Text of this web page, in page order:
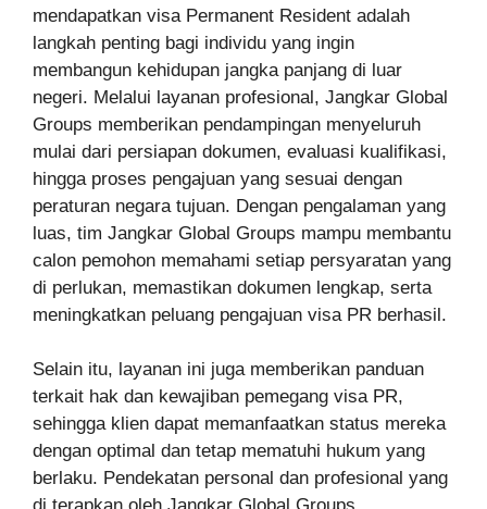
mendapatkan visa Permanent Resident adalah
langkah penting bagi individu yang ingin
membangun kehidupan jangka panjang di luar
negeri. Melalui layanan profesional, Jangkar Global
Groups memberikan pendampingan menyeluruh
mulai dari persiapan dokumen, evaluasi kualifikasi,
hingga proses pengajuan yang sesuai dengan
peraturan negara tujuan. Dengan pengalaman yang
luas, tim Jangkar Global Groups mampu membantu
calon pemohon memahami setiap persyaratan yang
di perlukan, memastikan dokumen lengkap, serta
meningkatkan peluang pengajuan visa PR berhasil.
Selain itu, layanan ini juga memberikan panduan
terkait hak dan kewajiban pemegang visa PR,
sehingga klien dapat memanfaatkan status mereka
dengan optimal dan tetap mematuhi hukum yang
berlaku. Pendekatan personal dan profesional yang